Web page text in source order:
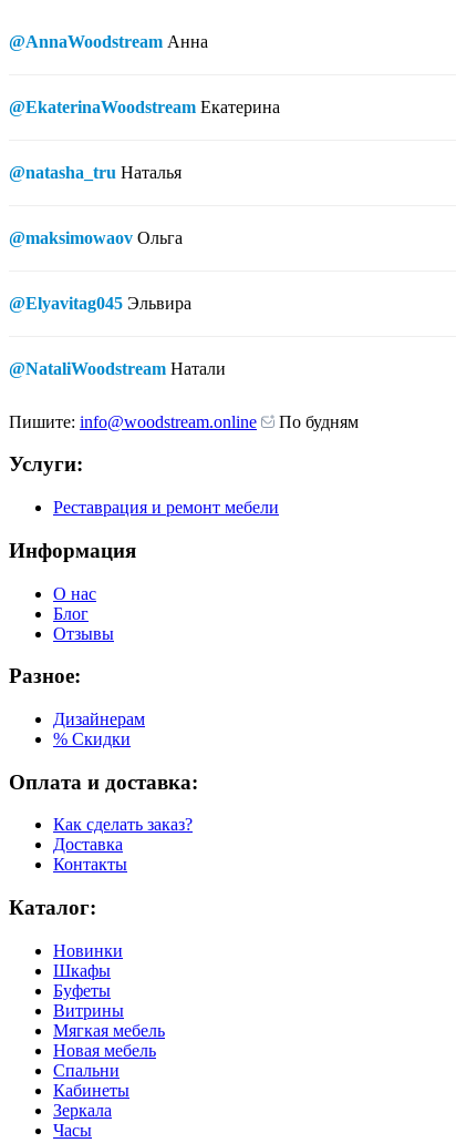
@AnnaWoodstream Анна
@EkaterinaWoodstream Екатерина
@natasha_tru Наталья
@maksimowaov Ольга
@Elyavitag045 Эльвира
@NataliWoodstream Натали
Пишите: info@woodstream.online По будням
Услуги:
Реставрация и ремонт мебели
Информация
О нас
Блог
Отзывы
Разное:
Дизайнерам
% Скидки
Оплата и доставка:
Как сделать заказ?
Доставка
Контакты
Каталог:
Новинки
Шкафы
Буфеты
Витрины
Мягкая мебель
Новая мебель
Спальни
Кабинеты
Зеркала
Часы